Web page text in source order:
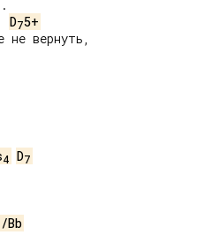
D75+
не вернуть,
4 D7
/Bb